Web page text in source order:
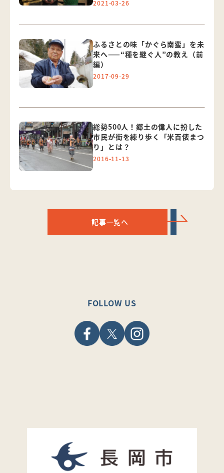
2021-03-26
ふるさとの味「かぐら南蛮」を未
来へ——“種を継ぐ人”の教え（前
編）
2017-09-29
総勢500人！郷土の偉人に扮した
市民が街を練り歩く「米百俵まつ
り」とは？
2016-11-13
記事一覧へ
FOLLOW US